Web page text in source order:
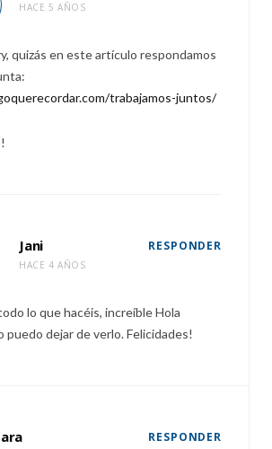
HACE 5 AÑOS
quizás en este artículo respondamos
trabajamos-juntos/
Jani
HACE 4 AÑOS
RESPONDER
lo que hacéis, increíble Hola
puedo dejar de verlo. Felicidades!
RESPONDER